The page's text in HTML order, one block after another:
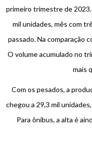
primeiro trimestre de
mil unidades, mês com
passado. Na comparação
O volume acumulado no
mais
Com os pesados, a
chegou a 29,3 mil
Para ônibus, a alta é